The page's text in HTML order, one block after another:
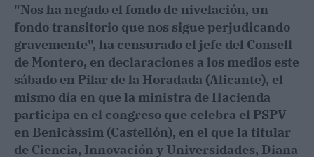
"Nos ha negado el fondo de nivelación, un
fondo transitorio que nos sigue perjudicando
gravemente", ha censurado el jefe del Consell
de Montero, en declaraciones a los medios este
sábado en Pilar de la Horadada (Alicante), el
mismo día en que la ministra de Hacienda
participa en el congreso que celebra el PSPV
en Benicàssim (Castellón), en el que la titular
de Ciencia, Innovación y Universidades, Diana